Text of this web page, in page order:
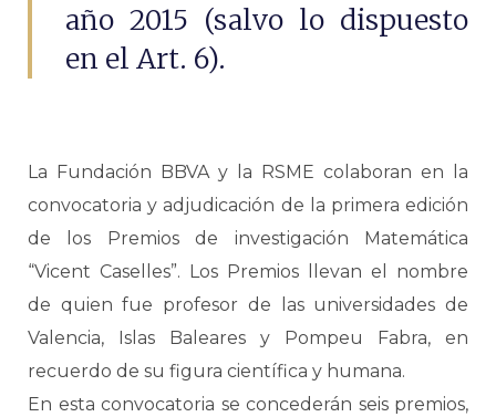
año 2015 (salvo lo dispuesto
en el Art. 6).
La Fundación BBVA y la RSME colaboran en la
convocatoria y adjudicación de la primera edición
de los Premios de investigación Matemática
“Vicent Caselles”. Los Premios llevan el nombre
de quien fue profesor de las universidades de
Valencia, Islas Baleares y Pompeu Fabra, en
recuerdo de su figura científica y humana.
En esta convocatoria se concederán seis premios,